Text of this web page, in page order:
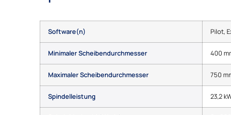
Software(n) Pilot,
Minimaler Scheibendurchmesser 400
Maximaler Scheibendurchmesser 750
Spindelleistung 23,2